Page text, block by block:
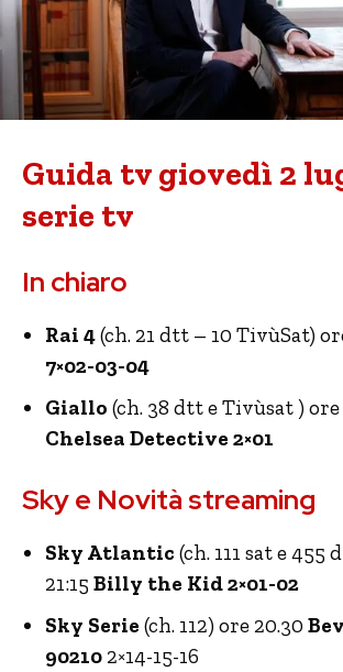
Guida tv giovedì 2
serie tv
In chiaro
Rai 4(ch. 21 dtt – 10 TivùSat)
7×02-03-04
Giallo (ch. 38 dtt e Tivùsat ) ore
Chelsea Detective 2×01
Sky e Novità streaming
Sky Atlantic (ch. 111 sat e 455
21:15 Billy the Kid 2×01-02
Sky Serie (ch. 112) ore 20.30
90210 2×14-15-16